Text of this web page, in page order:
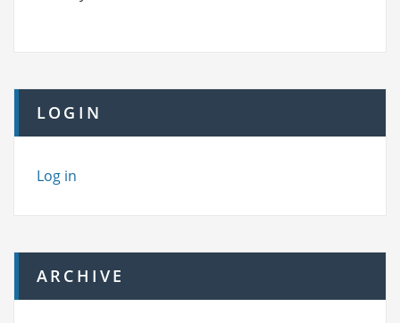
LOGIN
Log in
ARCHIVE